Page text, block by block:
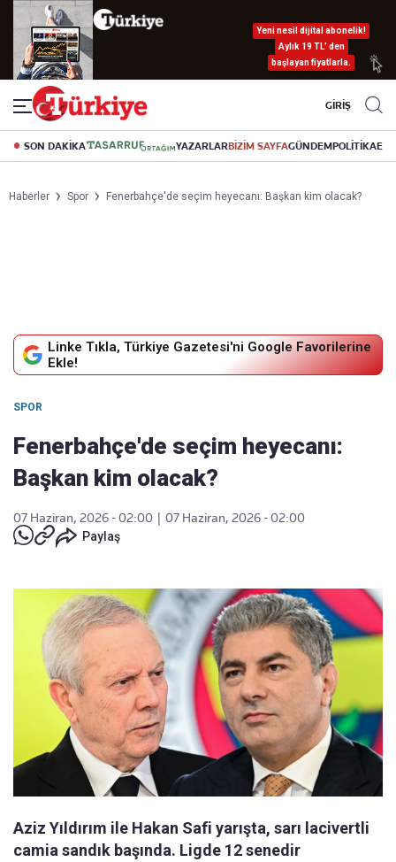
Yeni nesil dijital abonelik!
Aylık 19 TL’ den
başlayan fiyatlarla.
GİRİŞ
SON DAKİKA YAZARLARBİZİM SAYFAGÜNDEMPOLİTİKA
Haberler Spor Fenerbahçe'de seçim heyecanı: Başkan kim olacak?
Linke Tıkla, Türkiye Gazetesi'ni Google Favorilerine
Ekle!
SPOR
Fenerbahçe'de seçim heyecanı:
Başkan kim olacak?
07 Haziran, 2026 - 02:00
07 Haziran, 2026 - 02:00
Paylaş
Aziz Yıldırım ile Hakan Safi yarışta, sarı lacivertli
camia sandık başında. Ligde 12 senedir